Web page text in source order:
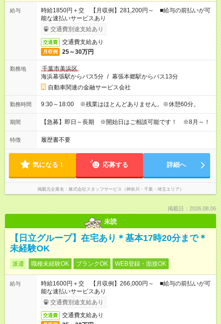
給与
時給1850円＋交 【月収例】281,200円～ ■給与の前払いが可
能な速払いサービスあり
交通費別途支給あり
交通費 交通費支給あり
月収例 25～30万円
勤務地
千葉市美浜区
海浜幕張駅からバス5分 / 幕張本郷駅からバス13分
自動車関連の金融サービス会社
勤務時間 9:30～18:00 ※残業はほとんどありません。※休憩60分。
期間 【急募】即日～長期 ※開始日はご相談可能です！ ※8月～！
特徴 履歴書不要
気になる！ 応募する 詳細へ
掲載元企業名 株式会社スタッフサービス（神奈川・千葉・埼玉エリア）
掲載日：2026.08.06
未読
【日立グループ】在宅あり＊基本17時20分まで＊
未経験OK
派遣 職種未経験OK ブランクOK WEB登録・面接OK
給与
時給1600円＋交 【月収例】266,000円～ ■給与の前払いが可
能な速払いサービスあり
交通費別途支給あり
交通費 交通費支給あり